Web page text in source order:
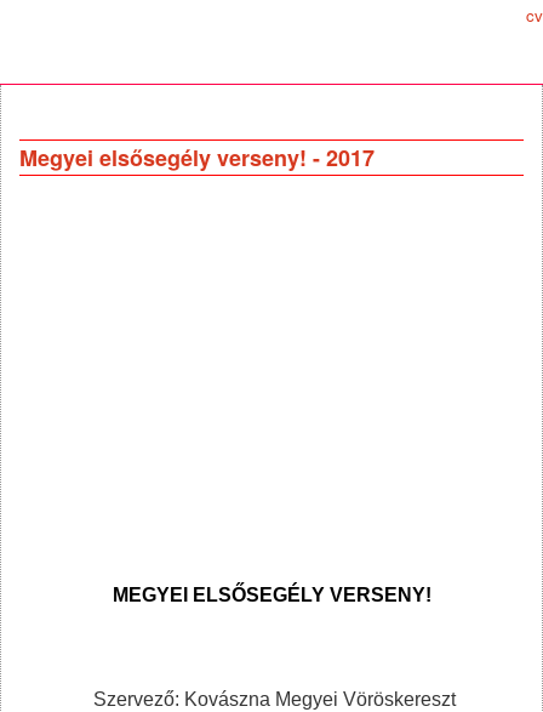
Megyei elsősegély verseny! - 2017
MEGYEI ELSŐSEGÉLY VERSENY!
Szervező: Kovászna Megyei Vöröskereszt